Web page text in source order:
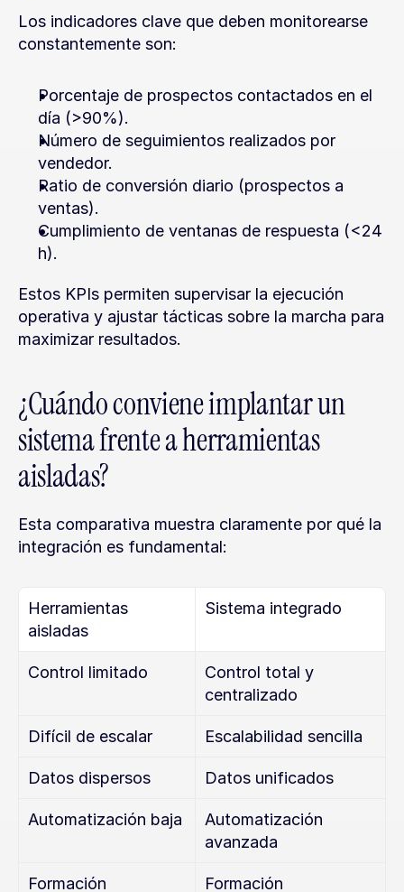
Los indicadores clave que deben monitorearse
constantemente son:
Porcentaje de prospectos contactados en el
día (>90%).
Número de seguimientos realizados por
vendedor.
Ratio de conversión diario (prospectos a
ventas).
Cumplimiento de ventanas de respuesta (<24
h).
Estos KPIs permiten supervisar la ejecución
operativa y ajustar tácticas sobre la marcha para
maximizar resultados.
¿Cuándo conviene implantar un
sistema frente a herramientas
aisladas?
Esta comparativa muestra claramente por qué la
integración es fundamental:
Herramientas
aisladas
Sistema integrado
Control limitado
Control total y
centralizado
Difícil de escalar Escalabilidad sencilla
Datos dispersos Datos unificados
Automatización baja
Automatización
avanzada
Formación
Formación